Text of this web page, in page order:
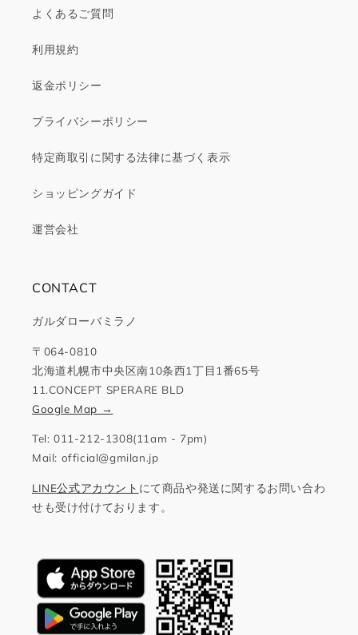
よくあるご質問
利用規約
返金ポリシー
プライバシーポリシー
特定商取引に関する法律に基づく表示
ショッピングガイド
運営会社
CONTACT
ガルダローバミラノ
〒064-0810
北海道札幌市中央区南10条西1丁目1番65号
11.CONCEPT SPERARE BLD
Google Map →
Tel: 011-212-1308(11am - 7pm)
Mail: official@gmilan.jp
LINE公式アカウント にて商品や発送に関するお問い合わ
せも受け付けております。